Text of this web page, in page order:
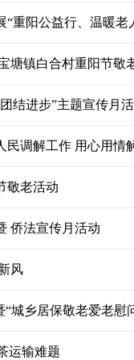
重阳公益行、温暖老
塘镇白合村重阳节敬
结进步”主题宣传月
民调解工作 用心用情
敬老活动
侨法宣传月活动
风
城乡居保敬老爱老慰
运输难题